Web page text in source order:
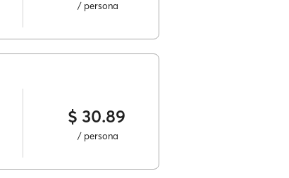
/ persona
$ 30.89
/ persona